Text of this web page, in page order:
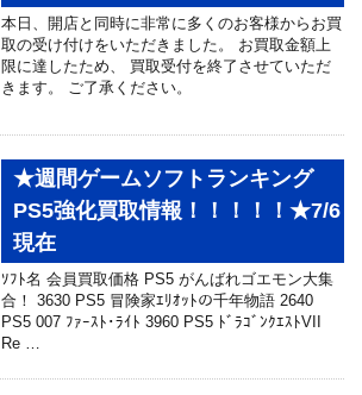
本日、開店と同時に非常に多くのお客様からお買
取の受け付けをいただきました。 お買取金額上
限に達したため、 買取受付を終了させていただ
きます。 ご了承ください。
★週間ゲームソフトランキング
PS5強化買取情報！！！！！★7/6
現在
ｿﾌﾄ名 会員買取価格 PS5 がんばれゴエモン大集
合！ 3630 PS5 冒険家ｴﾘｵｯﾄの千年物語 2640
PS5 007 ﾌｧｰｽﾄ･ﾗｲﾄ 3960 PS5 ﾄﾞﾗｺﾞﾝｸｴｽﾄVII
Re …